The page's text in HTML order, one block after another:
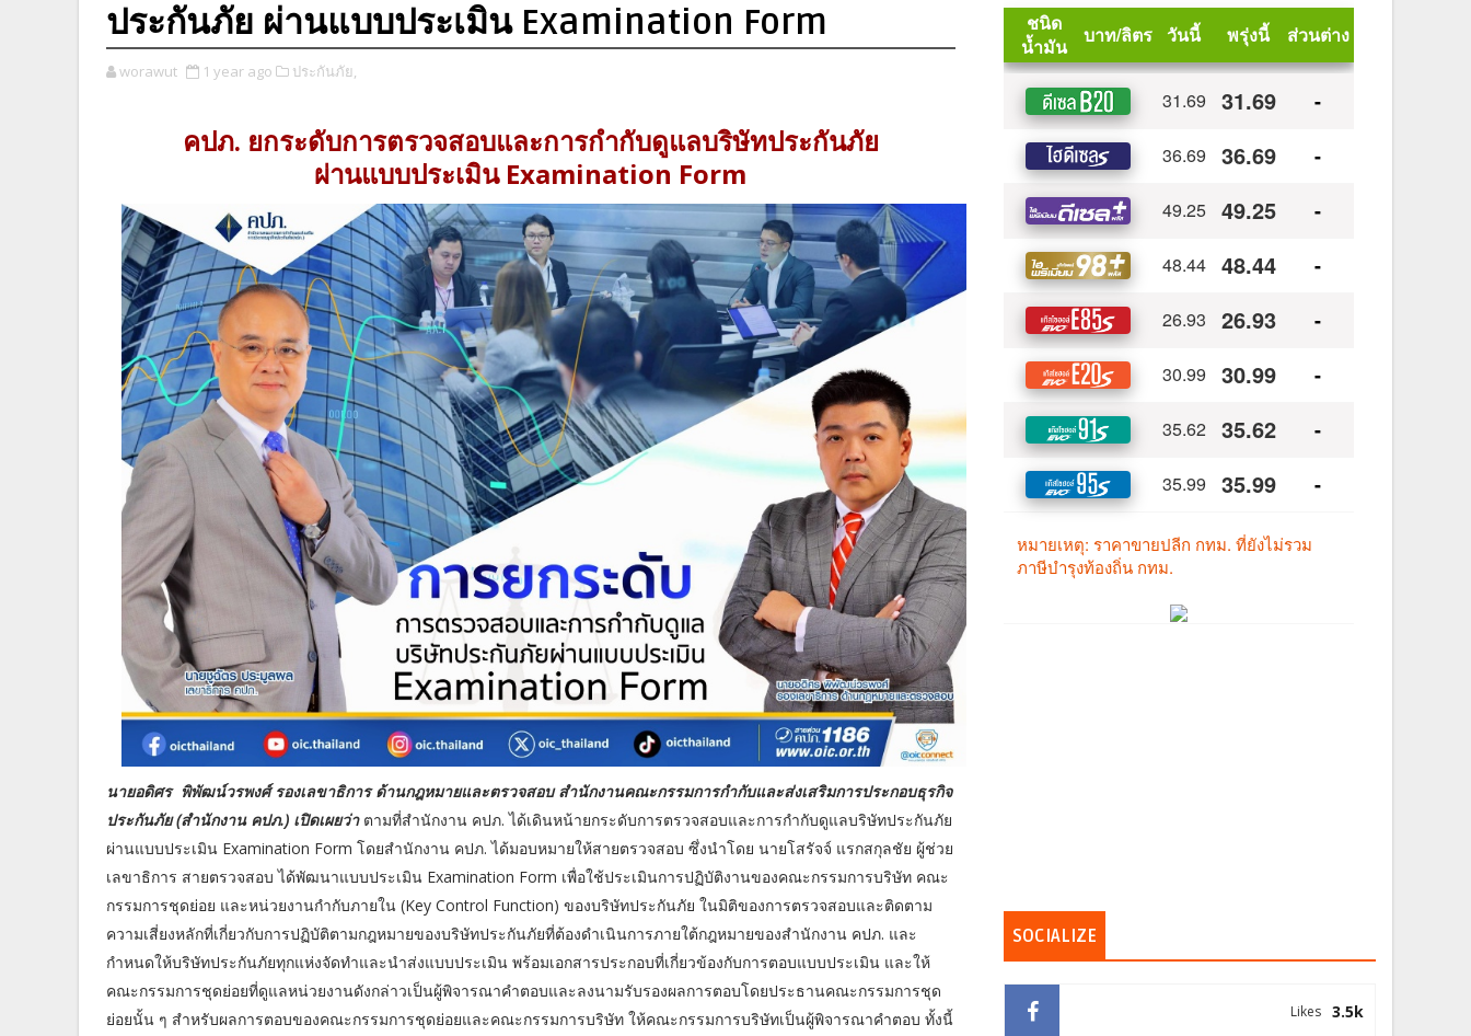
ประกันภัย ผ่านแบบประเมิน Examination Form
worawut 1 year ago ประกันภัย,
คปภ. ยกระดับการตรวจสอบและการกำกับดูแลบริษัทประกันภัย
ผ่านแบบประเมิน Examination Form
นายอดิศร พิพัฒน์วรพงศ์ รองเลขาธิการ ด้านกฎหมายและตรวจสอบ สำนักงานคณะกรรมการกำกับและส่งเสริมการประกอบธุรกิจ
ประกันภัย (สำนักงาน คปภ.) เปิดเผยว่าตามที่สำนักงาน คปภ. ได้เดินหน้ายกระดับการตรวจสอบและการกำกับดูแลบริษัทประกันภัย
ผ่านแบบประเมิน Examination Form โดยสำนักงาน คปภ. ได้มอบหมายให้สายตรวจสอบ ซึ่งนำโดย นายโสรัจจ์ แรกสกุลชัย ผู้ช่วย
เลขาธิการ สายตรวจสอบ ได้พัฒนาแบบประเมิน Examination Form เพื่อใช้ประเมินการปฏิบัติงานของคณะกรรมการบริษัท คณะ
กรรมการชุดย่อย และหน่วยงานกำกับภายใน (Key Control Function) ของบริษัทประกันภัย ในมิติของการตรวจสอบและติดตาม
ความเสี่ยงหลักที่เกี่ยวกับการปฏิบัติตามกฎหมายของบริษัทประกันภัยที่ต้องดำเนินการภายใต้กฎหมายของสำนักงาน คปภ. และ
กำหนดให้บริษัทประกันภัยทุกแห่งจัดทำและนำส่งแบบประเมิน พร้อมเอกสารประกอบที่เกี่ยวข้องกับการตอบแบบประเมิน และให้
คณะกรรมการชุดย่อยที่ดูแลหน่วยงานดังกล่าวเป็นผู้พิจารณาคำตอบและลงนามรับรองผลการตอบโดยประธานคณะกรรมการชุด
ย่อยนั้น ๆ สำหรับผลการตอบของคณะกรรมการชุดย่อยและคณะกรรมการบริษัท ให้คณะกรรมการบริษัทเป็นผู้พิจารณาคำตอบ ทั้งนี้
SOCIALIZE
3.5k
Likes